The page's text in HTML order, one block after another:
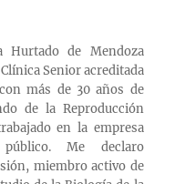
de Mendoza
Senior acreditada
más de 30 años de
de la Reproducción
en la empresa
Me declaro
miembro activo de